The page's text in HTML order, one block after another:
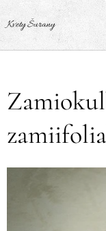
Kvety Šurany